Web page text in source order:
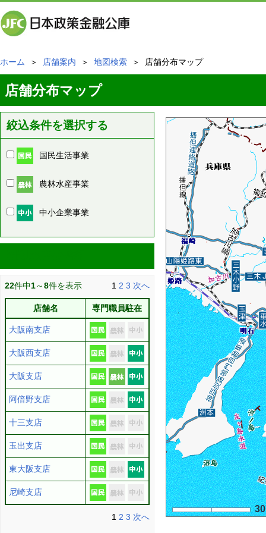
ホーム ＞ 店舗案内 ＞ 地図検索 ＞ 店舗分布マップ
店舗分布マップ
絞込条件を選択する
国民生活事業
農林水産事業
中小企業事業
22件中1～8件を表示 1 2 3 次へ
店舗名 専門職員駐在
大阪南支店
大阪西支店
大阪支店
阿倍野支店
十三支店
玉出支店
東大阪支店
尼崎支店
1 2 3 次へ